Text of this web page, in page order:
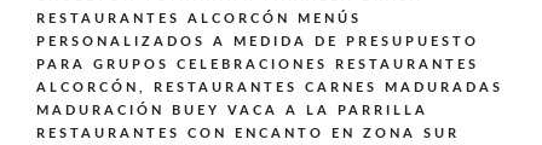
RESTAURANTES ALCORCÓN MENÚS
PERSONALIZADOS A MEDIDA DE PRESUPUESTO
PARA GRUPOS CELEBRACIONES
RESTAURANTES
ALCORCÓN,
RESTAURANTES CARNES MADURADAS
MADURACIÓN BUEY VACA A LA PARRILLA
RESTAURANTES CON ENCANTO EN ZONA SUR